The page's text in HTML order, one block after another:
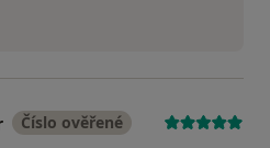
Číslo ověřené